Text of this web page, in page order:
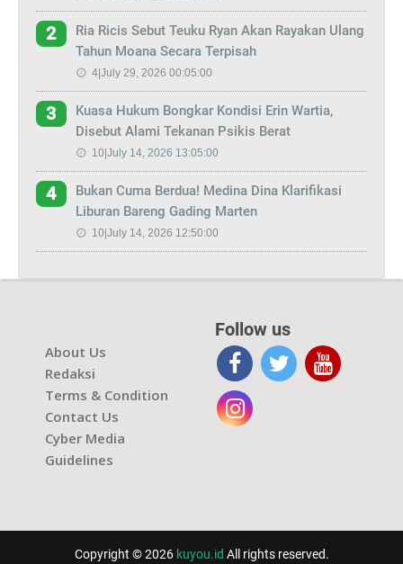
2
Ria Ricis Sebut Teuku Ryan Akan Rayakan Ulang
Tahun Moana Secara Terpisah
4|July 29, 2026 00:05:00
3
Kuasa Hukum Bongkar Kondisi Erin Wartia,
Disebut Alami Tekanan Psikis Berat
10|July 14, 2026 13:05:00
4
Bukan Cuma Berdua! Medina Dina Klarifikasi
Liburan Bareng Gading Marten
10|July 14, 2026 12:50:00
About Us
Redaksi
Terms & Condition
Contact Us
Cyber Media
Guidelines
Follow us
Copyright © 2026 kuyou.id All rights reserved.